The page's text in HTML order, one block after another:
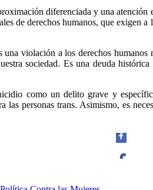
diferenciada y una
de derechos humanos, que exigen
violación a los derechos
sociedad. Es una deuda
como un delito grave y
personas trans. Asimismo, es